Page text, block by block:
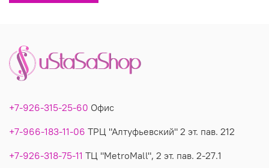
+7-926-315-25-60 Офис
+7-966-183-11-06 ТРЦ "Алтуфьевский" 2 эт. пав. 212
+7-926-318-75-11 ТЦ "MetroMall", 2 эт. пав. 2-27.1